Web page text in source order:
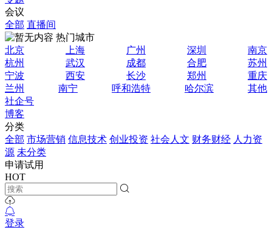
会议
全部 直播间
热门城市
北京
上海 广州 深圳
南京
杭州
武汉 成都 合肥
苏州
宁波
西安 长沙 郑州
重庆
兰州
南宁 呼和浩特 哈尔滨
其他
社企号
博客
分类
全部 市场营销 信息技术 创业投资 社会人文 财务财经 人力资
源 未分类
申请试用
HOT
登录